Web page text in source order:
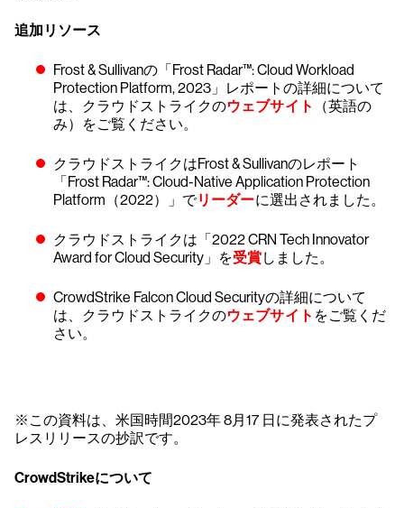
追加リソース
Frost & Sullivanの「Frost Radar™: Cloud Workload
Protection Platform, 2023」レポートの詳細について
は、クラウドストライクのウェブサイト
（英語の
み）をご覧ください。
クラウドストライクはFrost & Sullivanのレポート
「Frost Radar™: Cloud-Native Application Protection
Platform（2022）」でリーダーに選出されました。
クラウドストライクは「2022 CRN Tech Innovator
Award for Cloud Security」を受賞しました。
CrowdStrike Falcon Cloud Securityの詳細について
は、クラウドストライクのウェブサイト をご覧くだ
さい。
※この資料は、米国時間2023年 8月17 日に発表されたプ
レスリリースの抄訳です。
CrowdStrikeについて